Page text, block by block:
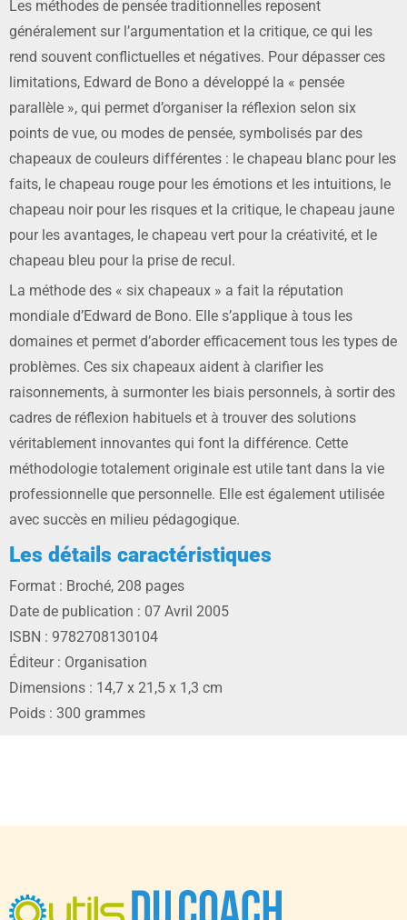
Les méthodes de pensée traditionnelles reposent
généralement sur l’argumentation et la critique, ce qui les
rend souvent conflictuelles et négatives. Pour dépasser ces
limitations, Edward de Bono a développé la « pensée
parallèle », qui permet d’organiser la réflexion selon six
points de vue, ou modes de pensée, symbolisés par des
chapeaux de couleurs différentes : le chapeau blanc pour les
faits, le chapeau rouge pour les émotions et les intuitions, le
chapeau noir pour les risques et la critique, le chapeau jaune
pour les avantages, le chapeau vert pour la créativité, et le
chapeau bleu pour la prise de recul.
La méthode des « six chapeaux » a fait la réputation
mondiale d’Edward de Bono. Elle s’applique à tous les
domaines et permet d’aborder efficacement tous les types de
problèmes. Ces six chapeaux aident à clarifier les
raisonnements, à surmonter les biais personnels, à sortir des
cadres de réflexion habituels et à trouver des solutions
véritablement innovantes qui font la différence. Cette
méthodologie totalement originale est utile tant dans la vie
professionnelle que personnelle. Elle est également utilisée
avec succès en milieu pédagogique.
Les détails caractéristiques
Format : Broché, 208 pages
Date de publication : 07 Avril 2005
ISBN : 9782708130104
Éditeur : Organisation
Dimensions : 14,7 x 21,5 x 1,3 cm
Poids : 300 grammes